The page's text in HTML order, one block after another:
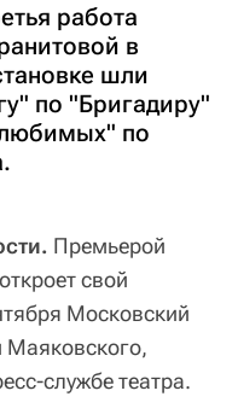
работа
в
шли
по "Бригадиру"
по
Премьерой
свой
Московский
Маяковского,
службе театра.